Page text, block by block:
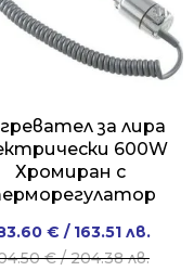
за лира
600W
Хромиран с
€/ 204.38 лв.
Original
price
€ / 163.51 лв.
Current
price